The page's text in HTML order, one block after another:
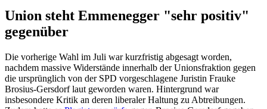
Union steht Emmenegger "sehr positiv"
gegenüber
Die vorherige Wahl im Juli war kurzfristig abgesagt worden,
nachdem massive Widerstände innerhalb der Unionsfraktion gegen
die ursprünglich von der SPD vorgeschlagene Juristin Frauke
Brosius-Gersdorf laut geworden waren. Hintergrund war
insbesondere Kritik an deren liberaler Haltung zu Abtreibungen.